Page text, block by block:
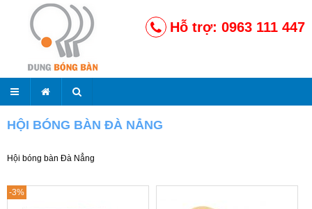
Hỗ trợ: 0963 111 447
HỘI BÓNG BÀN ĐÀ NẲNG
Hội bóng bàn Đà Nẳng
-3%